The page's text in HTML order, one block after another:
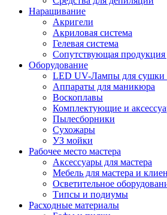
Наращивание
Акригели
Акриловая система
Гелевая система
Сопутствующая
Оборудование
LED UV-Лампы для сушки
Аппараты для маникюра
Воскоплавы
Комплектующие и
Пылесборники
Сухожары
УЗ мойки
Рабочее место мастера
Аксессуары для мастера
Мебель для мастера и
Осветительное
Типсы и подиумы
Расходные материалы